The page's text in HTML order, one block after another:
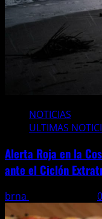
NOTICIAS
ULTIMAS
Alerta Roja en la
ante el Ciclón
brna 0